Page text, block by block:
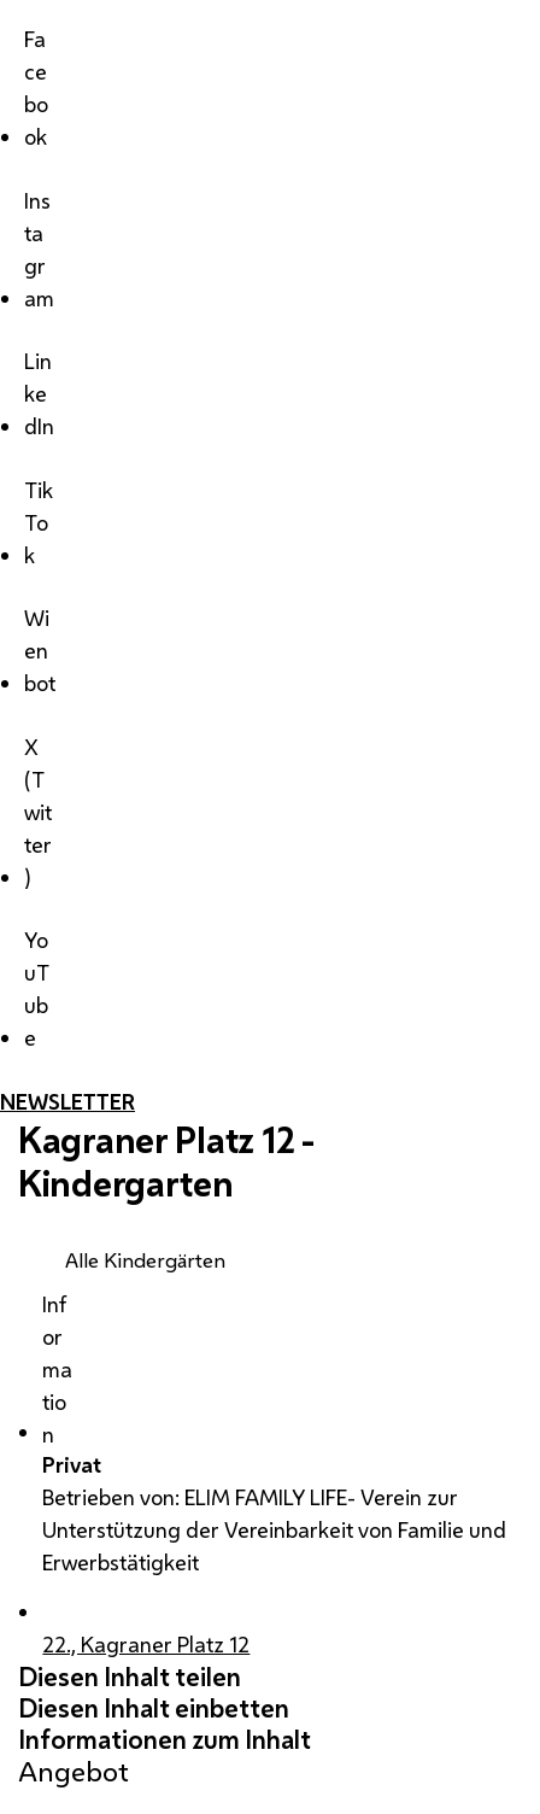
Fa
ce
bo
ok
Ins
ta
gr
am
Lin
ke
dIn
Tik
To
k
Wi
en
bot
X
(T
wit
ter
)
Yo
uT
ub
e
NEWSLETTER
Kagraner Platz 12 -
Kindergarten
Alle Kindergärten
Inf
or
ma
tio
n
Privat
Betrieben von: ELIM FAMILY LIFE- Verein zur
Unterstützung der Vereinbarkeit von Familie und
Erwerbstätigkeit
22., Kagraner Platz 12
Angebot